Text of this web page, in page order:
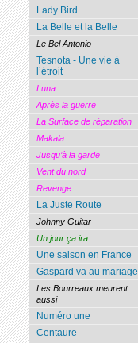
Lady Bird
La Belle et la Belle
Le Bel Antonio
Tesnota - Une vie à
l’étroit
Luna
Après la guerre
La Surface de réparation
Makala
Jusqu’à la garde
Vent du nord
Revenge
La Juste Route
Johnny Guitar
Un jour ça ira
Une saison en France
Gaspard va au mariage
Les Bourreaux meurent
aussi
Numéro une
Centaure